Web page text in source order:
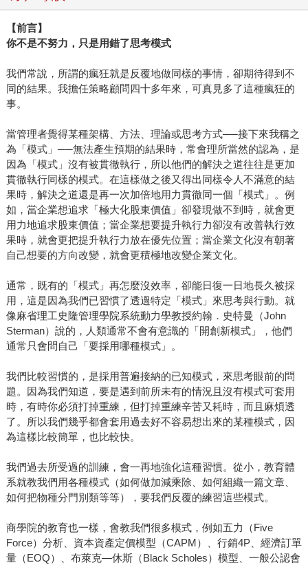
【前言】
你不是不努力，只是用錯了思考模式
我們常說，所謂的瘋狂就是反覆地做同樣的事情，卻期待得到不
同的結果。我擔任策略顧問四十多年來，可真見多了這種瘋狂的
事。
當管理者覺得某種架構、方法、理論或思考方式──接下來我稱之
為「模式」──無法產生預期的結果時，常會理所當然的認為，是
因為「模式」沒有被貫徹執行，所以他們的解決之道往往是更加
貫徹執行同樣的模式。在這樣做之後又得出同樣令人不滿意的結
果時，解決之道還是再一次加倍地用力貫徹同一個「模式」。例
如，當企業想追求「極大化股東價值」卻發現做不到時，就會更
用力地追求股東價值；當企業想要提升執行力卻沒有改善執行效
果時，就會更把提升執行力放在優先位置；當企業文化沒有朝著
自己想要的方向改變，就會更積極地改變企業文化。
通常，既有的「模式」再怎麼沒效率，卻能日復一日地長久被採
用，這是因為我們已習慣了透過特定「模式」來思考與行動。就
像麻省理工史隆管理學院系統動力學教授約翰．史特曼（John
Sterman）說的，人類通常不會有意識的「開創新模式」，他們
通常只會問自己「要採用哪種模式」。
我們比較習慣的，是採用普遍接納的已知模式，來思考眼前的問
題。因為我們知道，要是遇到前所未有的情況且沒有模式可套用
時，有時你必須打掉重練，但打掉重練辛苦又耗時，而且麻煩透
了。所以我們幾乎都會套用過去好不容易想出來的某種模式，因
為這樣比較簡單，也比較快。
我們過去所受過的訓練，會一再地強化這種習慣。從小，教育體
系就教我們用各種模式（如何做加減乘除、如何組織一篇文章、
如何把物種分門別類等等），要我們反覆的練習這些模式。
商學院的教育也一樣，會教我們很多模式，例如五力（Five
Force）分析、資本資產定價模型（CAPM）、行銷4P、經濟訂單
量（EOQ）、布萊克—休斯（Black Scholes）模型、一般公認會